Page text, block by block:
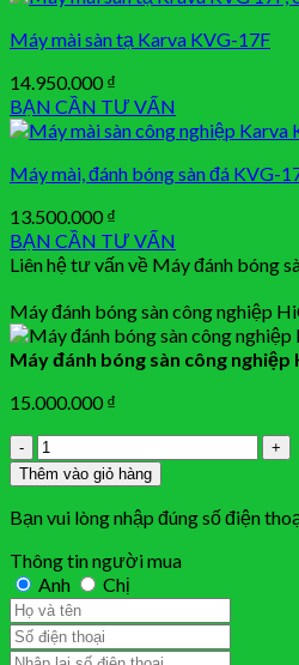
Máy mài sàn tạ Karva KVG-17F
14.950.000₫
BẠN CẦN TƯ VẤN
Máy mài, đánh bóng sàn đá KVG-
13.500.000₫
BẠN CẦN TƯ VẤN
Liên hệ tư vấn về Máy đánh bóng
Máy đánh bóng sàn công nghiệp
Máy đánh bóng sàn công nghiệp
15.000.000₫
Số
lượng
Thêm vào giỏ hàng
Bạn vui lòng nhập đúng số điện
Thông tin người mua
Anh
Chị